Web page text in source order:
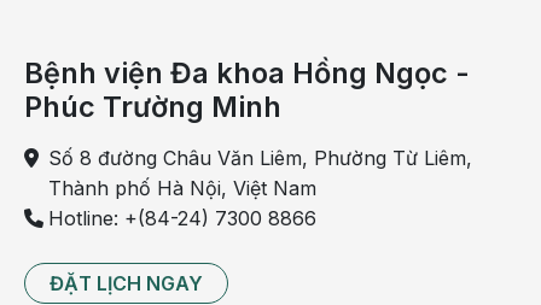
Bệnh viện Đa khoa Hồng Ngọc -
Phúc Trường Minh
Số 8 đường Châu Văn Liêm, Phường Từ Liêm,
Thành phố Hà Nội, Việt Nam
Hotline: +(84-24) 7300 8866
ĐẶT LỊCH NGAY